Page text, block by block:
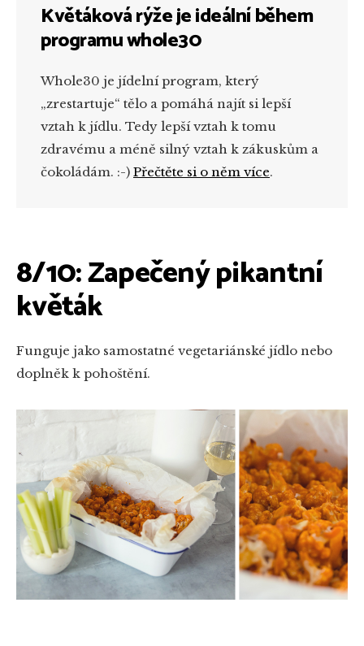
Květáková rýže je ideální během
programu whole30
Whole30 je jídelní program, který
„zrestartuje“ tělo a pomáhá najít si lepší
vztah k jídlu. Tedy lepší vztah k tomu
zdravému a méně silný vztah k zákuskům a
čokoládám. :-) Přečtěte si o něm více.
8/10: Zapečený pikantní
květák
Funguje jako samostatné vegetariánské jídlo nebo
doplněk k pohoštění.